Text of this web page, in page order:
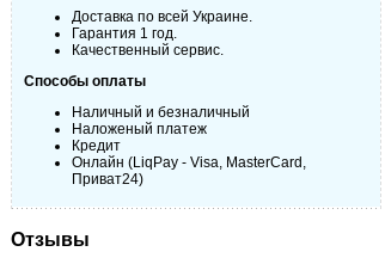
Доставка по всей Украине.
Гарантия 1 год.
Качественный сервис.
Способы оплаты
Наличный и безналичный
Наложеный платеж
Кредит
Онлайн (LiqPay - Visa, MasterCard,
Приват24)
Отзывы